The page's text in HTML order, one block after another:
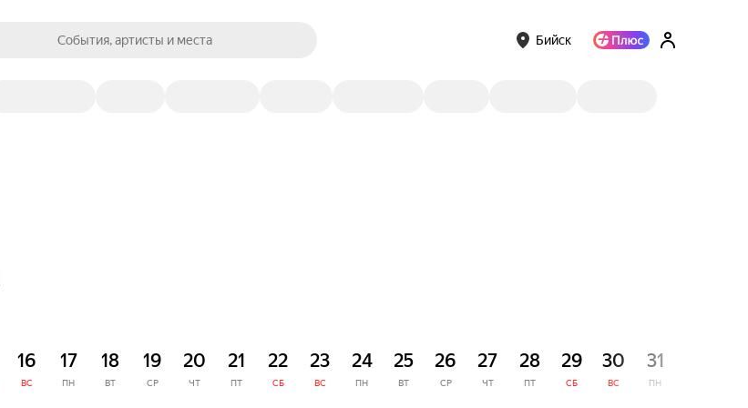
События, артисты и места Бийск
16
ВС
17
ПН
18
ВТ
19
СР
20
ЧТ
21
ПТ
22
СБ
23
ВС
24
ПН
25
ВТ
26
СР
27
ЧТ
28
ПТ
29
СБ
30
ВС
31
ПН